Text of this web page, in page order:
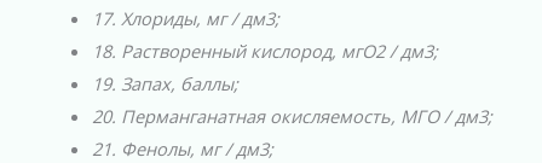
17. Хлориды, мг / дм3;
18. Растворенный кислород, мгО2 / дм3;
19. Запах, баллы;
20. Перманганатная окисляемость, МГО / дм3;
21. Фенолы, мг / дм3;